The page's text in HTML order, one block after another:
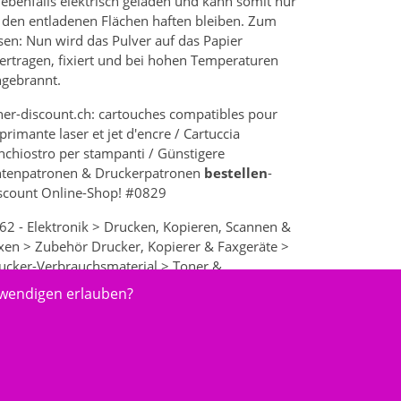
entladenen Flächen haften bleiben. Zum
Nun wird das Pulver auf das Papier
fixiert und bei hohen Temperaturen
discount.ch: cartouches compatibles pour
laser et jet d'encre / Cartuccia
per stampanti / Günstigere
& Druckerpatronen bestellen-
Online-Shop! #0829
- Elektronik > Drucken, Kopieren, Scannen &
> Zubehör Drucker, Kopierer & Faxgeräte >
Verbrauchsmaterial > Toner &
erlauben?